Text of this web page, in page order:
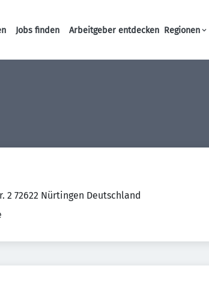
Haupt-Navigation
Jobs finden Arbeitgeber entdecken Regionen
2 72622 Nürtingen Deutschland